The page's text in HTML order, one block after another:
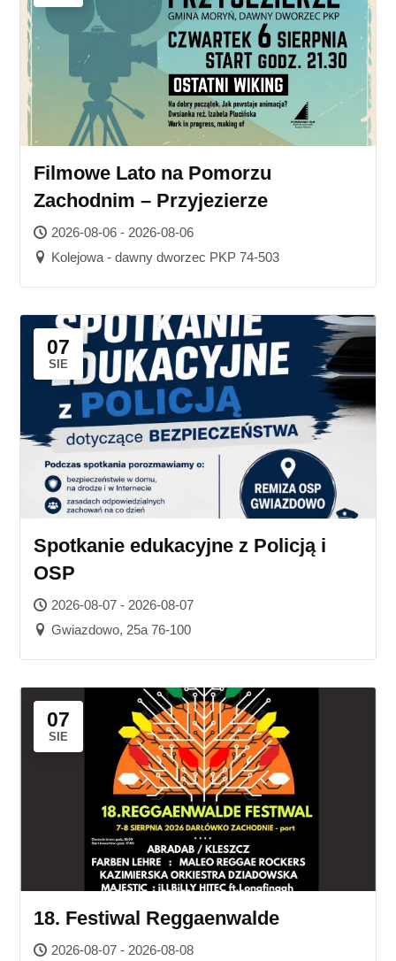
Filmowe Lato na Pomorzu
Zachodnim – Przyjezierze
2026-08-06 - 2026-08-06
Kolejowa - dawny dworzec PKP 74-503
07
SIE
Spotkanie edukacyjne z Policją i
OSP
2026-08-07 - 2026-08-07
Gwiazdowo, 25a 76-100
07
SIE
18. Festiwal Reggaenwalde
2026-08-07 - 2026-08-08